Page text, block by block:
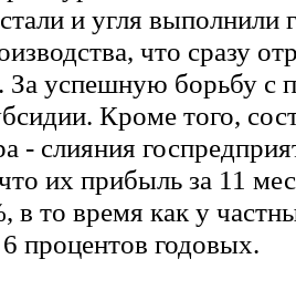
и угля выполнили
что сразу
За успешную борьбу с
Кроме того,
- слияния
их прибыль за 11
в то время как у
процентов годовых.